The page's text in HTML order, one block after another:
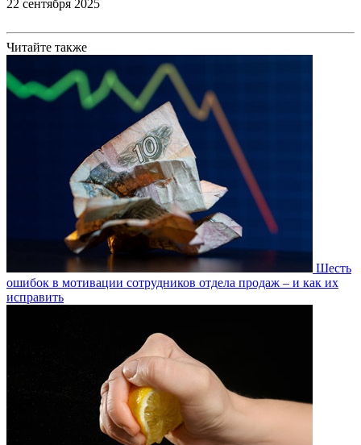
22 сентября 2025
Читайте также
Шесть
ошибок в мотивации сотрудников отдела продаж – и как их
исправить